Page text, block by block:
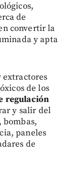
de
convertir la
y apta
extractores
de los
regulación
y salir del
paneles
de